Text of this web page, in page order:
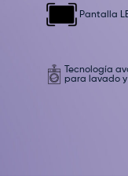
Pantalla
Tecnología
para lavado